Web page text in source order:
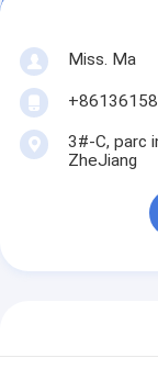
Miss. Ma
3#-C, parc
ZheJiang